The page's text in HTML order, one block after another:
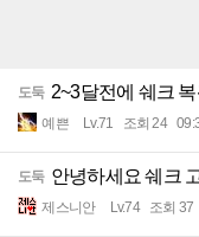
도둑 2~3달전에 쉐크
예쁜 Lv.71 조회 24
도둑 안녕하세요 쉐크
제스니안 Lv.74 조회 37